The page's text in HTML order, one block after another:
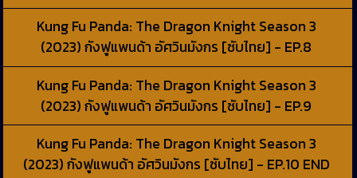
Kung Fu Panda: The Dragon Knight Season 3
(2023) กังฟูแพนด้า อัศวินมังกร [ซับไทย] - EP.8
Kung Fu Panda: The Dragon Knight Season 3
(2023) กังฟูแพนด้า อัศวินมังกร [ซับไทย] - EP.9
Kung Fu Panda: The Dragon Knight Season 3
(2023) กังฟูแพนด้า อัศวินมังกร [ซับไทย] - EP.10 END